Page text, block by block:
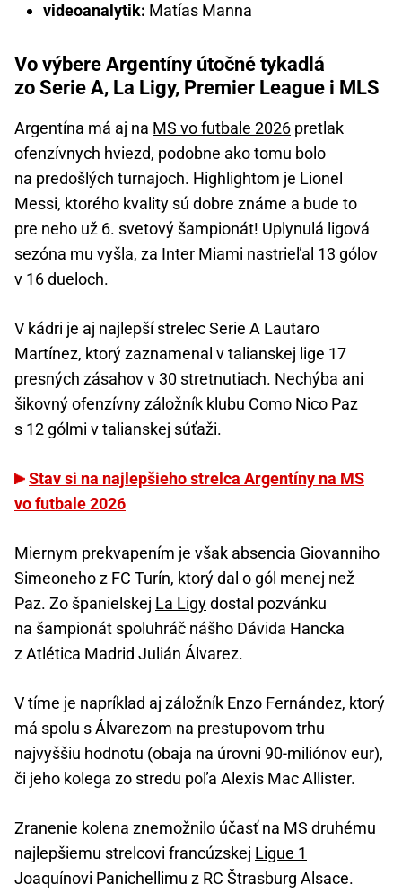
videoanalytik: Matías Manna
Vo výbere Argentíny útočné tykadlá
zo Serie A, La Ligy, Premier League i MLS
Argentína má aj na MS vo futbale 2026 pretlak
ofenzívnych hviezd, podobne ako tomu bolo
na predošlých turnajoch. Highlightom je Lionel
Messi, ktorého kvality sú dobre známe a bude to
pre neho už 6. svetový šampionát! Uplynulá ligová
sezóna mu vyšla, za Inter Miami nastrieľal 13 gólov
v 16 dueloch.
V kádri je aj najlepší strelec Serie A Lautaro
Martínez, ktorý zaznamenal v talianskej lige 17
presných zásahov v 30 stretnutiach. Nechýba ani
šikovný ofenzívny záložník klubu Como Nico Paz
s 12 gólmi v talianskej súťaži.
Stav si na najlepšieho strelca Argentíny na MS
vo futbale 2026
Miernym prekvapením je však absencia Giovanniho
Simeoneho z FC Turín, ktorý dal o gól menej než
Paz. Zo španielskej La Ligydostal pozvánku
na šampionát spoluhráč nášho Dávida Hancka
z Atlética Madrid Julián Álvarez.
V tíme je napríklad aj záložník Enzo Fernández, ktorý
má spolu s Álvarezom na prestupovom trhu
najvyššiu hodnotu (obaja na úrovni 90-miliónov eur),
či jeho kolega zo stredu poľa Alexis Mac Allister.
Zranenie kolena znemožnilo účasť na MS druhému
najlepšiemu strelcovi francúzskej Ligue 1
Joaquínovi Panichellimu z RC Štrasburg Alsace.